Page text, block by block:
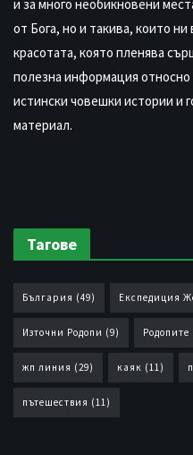
и за много необикновени
от Бога, но и такива, които ни
красотата, която пленява
полезна информация
истински човешки истории и
материал.
Тагове
България (49) Експедиция
Източни Родопи (9) Родопите
жп линия (29) каяк (11)
пътешествия (11)